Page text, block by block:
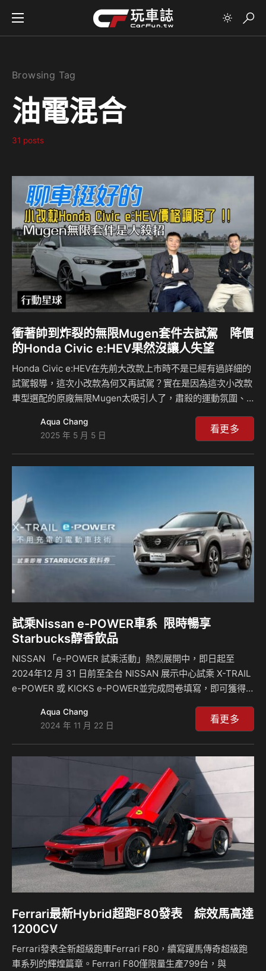
Browsing Tag
油電混合
31 posts
衝著帥到炸裂的無限Mugen套件去試駕 降價
的Honda Civic e:HEV果然沒讓人失望
Honda Civic e:HEV在先前大改款上市時不是已經有過詳細的
試駕報導，這次小改款為何又再試駕？實在是因為這次小改款
車型選配的原廠無限Mugen太吸引人了，肅殺的運動氛圍、
我們就衝著Mugen套件去的，親身感受一下它那帥炸的氣
場！既然是試駕，我們除了說明此次小改款的改變之處外，並
複習一下Civic e:HEV的操控動力表現，嗯！果然還是那個操
Cars北士科展示中心地址：112台北市北投區福國路201號電
話號碼：…
Aqua Chang
2025 年 5 月 5 日
看更多
試乘Nissan e-POWER車系 限時暢享
Starbucks醇香飲品
NISSAN 「e-POWER 試乘活動」熱烈展開中，即日起至
2024年12 月 31 日前至全台 NISSAN 展示中心試乘 X-TRAIL
e-POWER 或 KICKS e-POWER並完成問卷填寫，即可獲得
動力，運用「不用充電的電動車技術」，在擁有暢快加速與寧
靜駕馭體驗的同時，更擺脫里程焦慮，讓車主不受拘束自由暢
玩生活每一刻，敬請消費者把握難得機會，親身體驗新世代e-
POWER動力系統。 X-TRAIL e-POWER不用充電的電動車技
術 NISSAN X-TRAIL e-POWER運用「不用充電的電動車」技
Aqua Chang
2024 年 11 月 22 日
看更多
Ferrari最新Hybrid超跑F80發表 綜效馬高達
1200CV
Ferrari發表全新超級跑車Ferrari F80，續寫躍馬傳奇超級跑
車系列的輝煌篇章。Ferrari F80僅限量生產799台，與